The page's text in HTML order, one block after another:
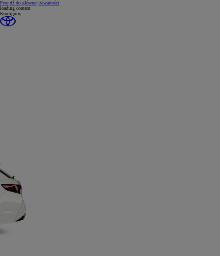
Przejdź do głównej zawartości
loading content
Konfiguruj